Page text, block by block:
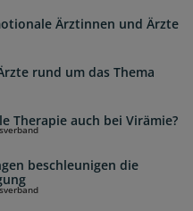
Ärztinnen und Ärzte
rund um das Thema
Therapie auch bei Virämie?
beschleunigen die